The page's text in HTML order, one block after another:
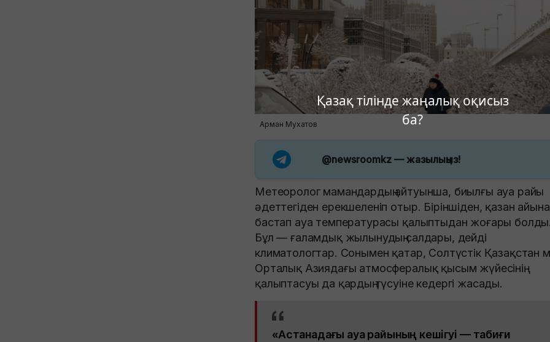
Қазақ тілінде жаңалық оқисыз
ба?
Арман Мухатов
@newsroomkz— жазылыңыз!
Метеоролог мамандардың айтуынша, биылғы ауа райы
әдеттегіден ерекшеленіп отыр. Біріншіден, қазан
бастап ауа температурасы қалыптыдан жоғары
Бұл — ғаламдық жылынудың салдары, дейді
климатологтар. Сонымен қатар, Солтүстік Қазақстан
Орталық Азиядағы атмосфералық қысым жүйесінің
қалыптасуы да қардың түсуіне кедергі жасады.
«Астанадағы ауа райының кешігуі — табиғи